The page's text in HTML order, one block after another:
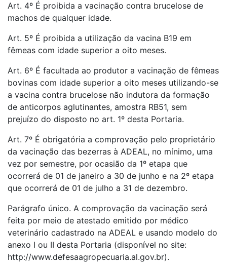
Art. 4º É proibida a vacinação contra brucelose de
machos de qualquer idade.
Art. 5º É proibida a utilização da vacina B19 em
fêmeas com idade superior a oito meses.
Art. 6º É facultada ao produtor a vacinação de fêmeas
bovinas com idade superior a oito meses utilizando-se
a vacina contra brucelose não indutora da formação
de anticorpos aglutinantes, amostra RB51, sem
prejuízo do disposto no art. 1º desta Portaria.
Art. 7º É obrigatória a comprovação pelo proprietário
da vacinação das bezerras à ADEAL, no mínimo, uma
vez por semestre, por ocasião da 1º etapa que
ocorrerá de 01 de janeiro a 30 de junho e na 2º etapa
que ocorrerá de 01 de julho a 31 de dezembro.
Parágrafo único. A comprovação da vacinação será
feita por meio de atestado emitido por médico
veterinário cadastrado na ADEAL e usando modelo do
anexo I ou II desta Portaria (disponível no site:
http://www.defesaagropecuaria.al.gov.br).